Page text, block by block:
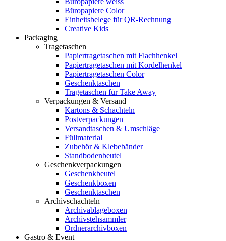
Büropapiere Color
Einheitsbelege für QR-Rechnung
Creative Kids
Packaging
Tragetaschen
Papiertragetaschen mit Flachhenkel
Papiertragetaschen mit Kordelhenkel
Papiertragetaschen Color
Geschenktaschen
Tragetaschen für Take Away
Verpackungen & Versand
Kartons & Schachteln
Postverpackungen
Versandtaschen & Umschläge
Füllmaterial
Zubehör & Klebebänder
Standbodenbeutel
Geschenkverpackungen
Geschenkbeutel
Geschenkboxen
Geschenktaschen
Archivschachteln
Archivablageboxen
Archivstehsammler
Ordnerarchivboxen
Gastro & Event